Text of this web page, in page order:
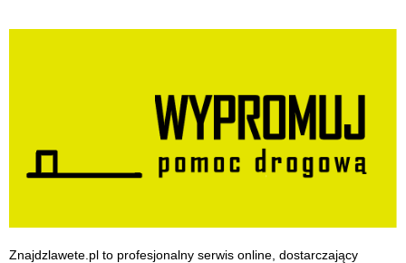
Znajdzlawete.pl to profesjonalny serwis online, dostarczający